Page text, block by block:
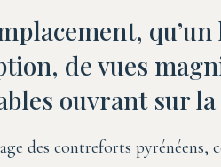
qu’un
de vues
ouvrant sur
des contreforts pyrénéens,